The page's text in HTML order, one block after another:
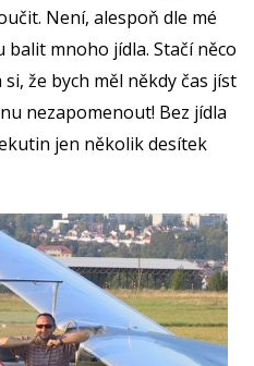
Není, alespoň dle mé
mnoho jídla. Stačí něco
že bych měl někdy čas jíst
nezapomenout! Bez jídla
jen několik desítek